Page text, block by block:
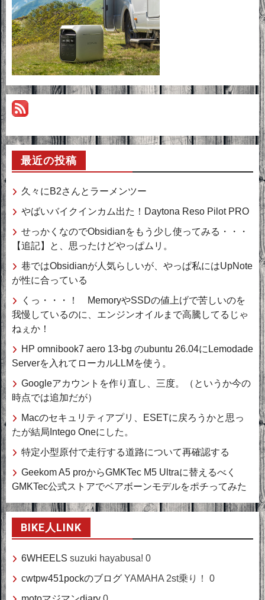
最近の投稿
久々にB2さんとラーメンツー
やばいバイクインカム出た！Daytona Reso Pilot PRO
せっかくなのでObsidianをもう少し使ってみる・・・
【追記】と、思ったけどやっぱムリ。
巷ではObsidianが人気らしいが、やっぱ私にはUpNote
が性に合っている
くっ・・・！ MemoryやSSDの値上げで苦しいのを
我慢しているのに、エンジンオイルまで高騰してるじゃ
ねぇか！
HP omnibook7 aero 13-bg のubuntu 26.04にLemodade
Serverを入れてローカルLLMを使う。
Googleアカウントを作り直し、三度。（というか今の
時点では追加だが）
Macのセキュリティアプリ、ESETに戻ろうかと思っ
たが結局Intego Oneにした。
特定小型原付で走行する道路について再確認する
Geekom A5 proからGMKTec M5 Ultraに替えるべく
GMKTec公式ストアでベアボーンモデルをポチってみた
BIKE人LINK
6WHEELS suzuki hayabusa! 0
cwtpw451pockのブログ YAMAHA 2st乗り！ 0